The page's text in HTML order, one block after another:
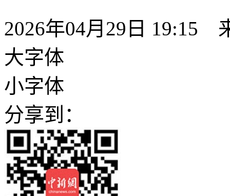
2026年04月29日 19:15
大字体
小字体
分享到：